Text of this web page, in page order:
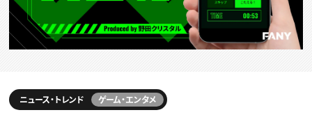
CREATIVE JOB求人検索
特集求人
採用説明会
転職支援サービス
CONTENTS
スキルアップしたい！ トップ
デザイン
TOP Creator’s コラム
ニュース・トレンド ゲーム・エンタメ